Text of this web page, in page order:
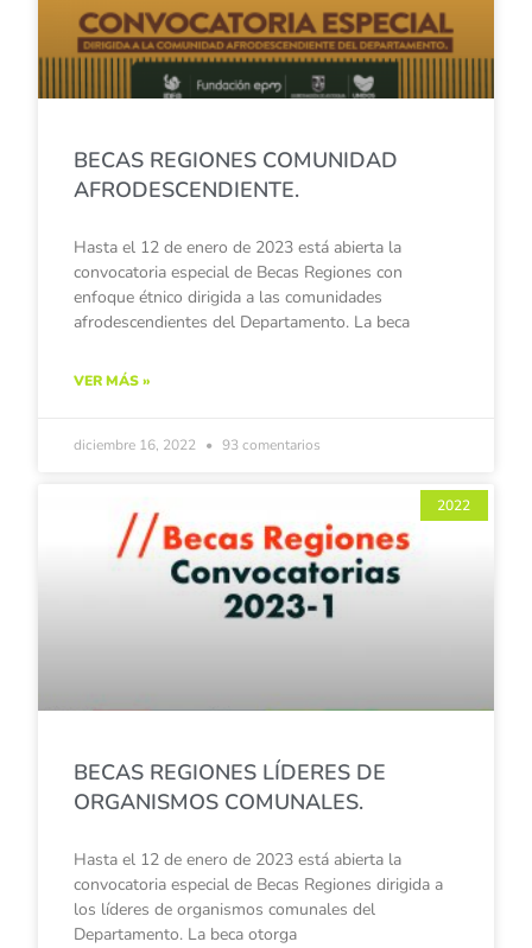
BECAS REGIONES COMUNIDAD
AFRODESCENDIENTE.
Hasta el 12 de enero de 2023 está abierta la
convocatoria especial de Becas Regiones con
enfoque étnico dirigida a las comunidades
afrodescendientes del Departamento. La beca
VER MÁS »
diciembre 16, 2022 93 comentarios
2022
BECAS REGIONES LÍDERES DE
ORGANISMOS COMUNALES.
Hasta el 12 de enero de 2023 está abierta la
convocatoria especial de Becas Regiones dirigida a
los líderes de organismos comunales del
Departamento. La beca otorga